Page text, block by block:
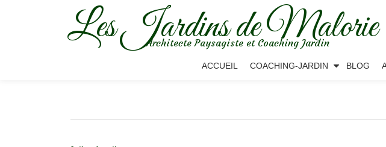
Les Jardins de Malorie
Architecte Paysagiste et Coaching Jardin
ACCUEIL COACHING-JARDIN BLOG